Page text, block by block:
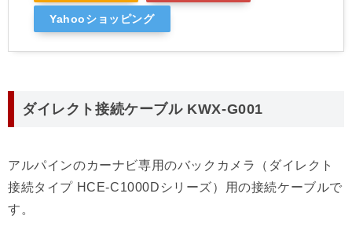
Yahooショッピング
ダイレクト接続ケーブル KWX-G001
アルパインのカーナビ専用のバックカメラ（ダイレクト
接続タイプ HCE-C1000Dシリーズ）用の接続ケーブルで
す。